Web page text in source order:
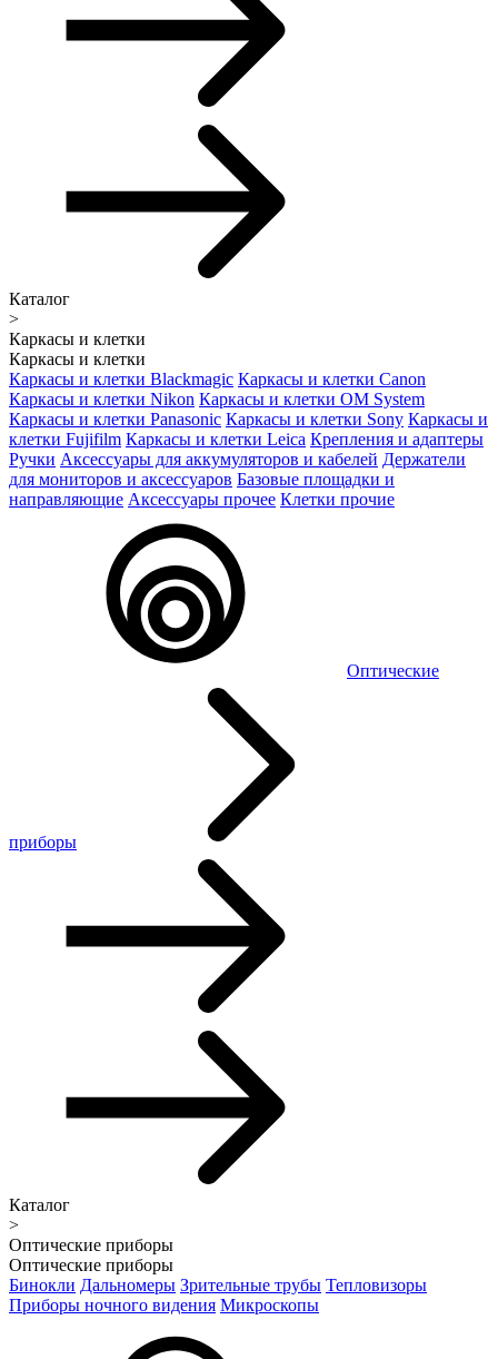
Каталог
>
Каркасы и клетки
Каркасы и клетки
Каркасы и клетки Blackmagic Каркасы и клетки Canon
Каркасы и клетки Nikon Каркасы и клетки OM System
Каркасы и клетки Panasonic Каркасы и клетки Sony Каркасы и
клетки Fujifilm Каркасы и клетки Leica Крепления и адаптеры
Ручки Аксессуары для аккумуляторов и кабелей Держатели
для мониторов и аксессуаров Базовые площадки и
направляющие Аксессуары прочее Клетки прочие
Оптические
приборы
Каталог
>
Оптические приборы
Оптические приборы
Бинокли Дальномеры Зрительные трубы Тепловизоры
Приборы ночного видения Микроскопы